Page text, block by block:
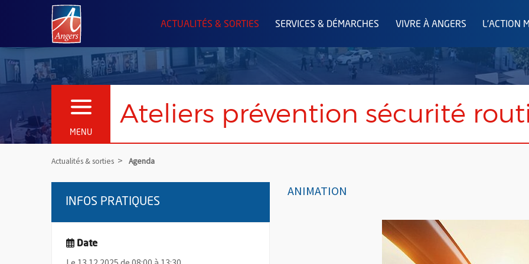
Angers.fr : Retour à l'accueil
ACTUALITÉS & SORTIES SERVICES & DÉMARCHES VIVRE À ANGERS L'ACTION
MENU
OUVRIR LE MENU Ateliers prévention sécurité
Actualités & sorties Agenda
ANIMATION
INFOS PRATIQUES
Date